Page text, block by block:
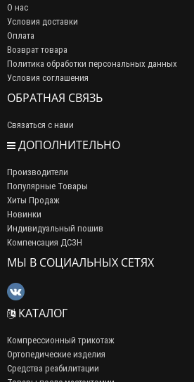
О нас
Условия доставки
Оплата
Возврат товара
Политика обработки персональных данных
Условия соглашения
ОБРАТНАЯ СВЯЗЬ
Связаться с нами
ДОПОЛНИТЕЛЬНО
Производители
Популярные Товары
Хиты Продаж
Новинки
Индивидуальный пошив
Компенсация ДСЗН
МЫ В СОЦИАЛЬНЫХ СЕТЯХ
КАТАЛОГ
Компрессионный трикотаж
Ортопедические изделия
Средства реабилитации